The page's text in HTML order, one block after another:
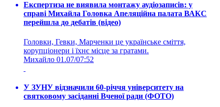
Експертиза не виявила монтажу аудіозаписів: у
справі Михайла Головка Апеляційна палата ВАКС
перейшла до дебатів (відео)
Головки, Гевки, Марченки це українське сміття,
корупціонери і їхнє місце за гратами.
Михайло 01.07/07:52
У ЗУНУ відзначили 60-річчя університету на
святковому засіданні Вченої ради (ФОТО)